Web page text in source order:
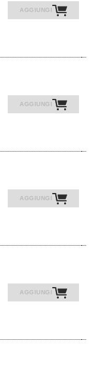
AGGIUNGI
AGGIUNGI
AGGIUNGI
AGGIUNGI